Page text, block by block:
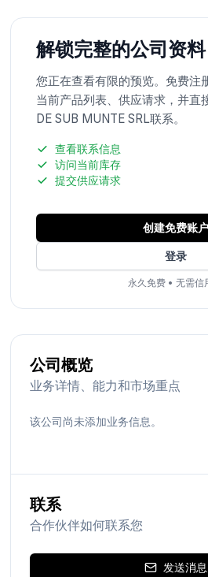
解锁完整的公司资料
您正在查看有限的预览。免费注
当前产品列表、供应请求，并直
DE SUB MUNTE SRL联系。
查看联系信息
访问当前库存
提交供应请求
创建免费账户
登录
永久免费 •无需信
公司概览
业务详情、能力和市场重点
该公司尚未添加业务信息。
联系
合作伙伴如何联系您
发送消息